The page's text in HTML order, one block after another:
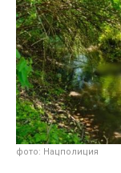
фото: Нацполиция